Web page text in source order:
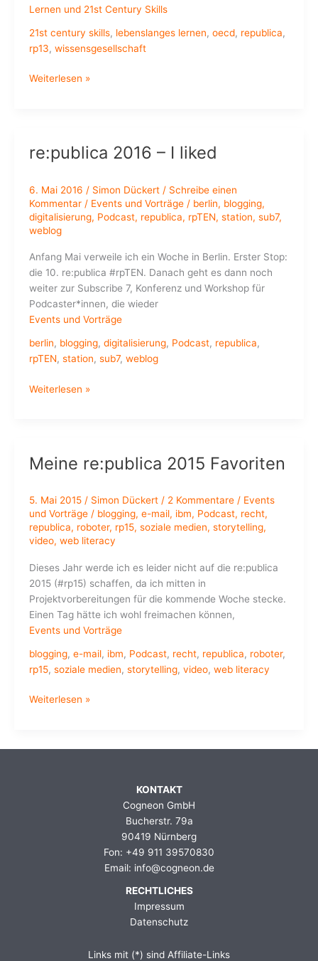
Lernen und 21st Century Skills
21st century skills, lebenslanges lernen, oecd, republica,
rp13, wissensgesellschaft
Learning
21st
Weiterlesen »
re:publica 2016 – I liked
6. Mai 2016 / Simon Dückert / Schreibe einen
Kommentar / Events und Vorträge/ berlin, blogging,
digitalisierung, Podcast, republica, rpTEN, station, sub7,
weblog
Anfang Mai verweile ich ein Woche in Berlin. Erster Stop:
die 10. re:publica #rpTEN. Danach geht es dann noch
weiter zur Subscribe 7, Konferenz und Workshop für
Podcaster*innen, die wieder
Events und Vorträge
berlin, blogging, digitalisierung, Podcast, republica,
rpTEN, station, sub7, weblog
re:publica
Weiterlesen »
Meine re:publica 2015 Favoriten
5. Mai 2015 / Simon Dückert / 2 Kommentare / Events
und Vorträge/ blogging, e-mail, ibm, Podcast, recht,
republica, roboter, rp15, soziale medien, storytelling,
video, web literacy
Dieses Jahr werde ich es leider nicht auf die re:publica
2015 (#rp15) schaffen, da ich mitten in
Projektvorbereitungen für die kommende Woche stecke.
Einen Tag hätte ich wohl freimachen können,
Events und Vorträge
blogging, e-mail, ibm, Podcast, recht, republica, roboter,
rp15, soziale medien, storytelling, video, web literacy
Meine
Weiterlesen »
KONTAKT
Cogneon GmbH
Bucherstr. 79a
90419 Nürnberg
Fon: +49 911 39570830
Email: info@cogneon.de
RECHTLICHES
Impressum
Datenschutz
Links mit (*) sind Affiliate-Links